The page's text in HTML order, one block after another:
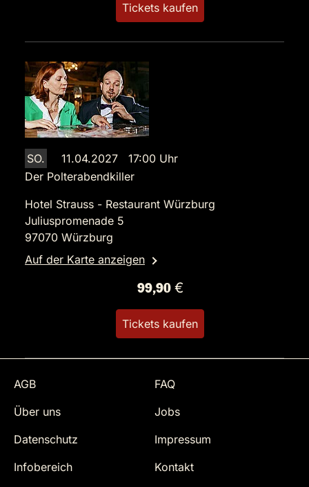
Tickets kaufen
SO.
11.04.2027 17:00 Uhr
Der Polterabendkiller
Hotel Strauss - Restaurant Würzburg
Juliuspromenade 5
97070 Würzburg
Auf der Karte anzeigen
99,90 €
Tickets kaufen
AGB
FAQ
Über uns
Jobs
Datenschutz
Impressum
Infobereich
Kontakt